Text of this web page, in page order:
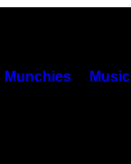
Munchies Music